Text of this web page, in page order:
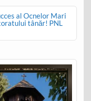
al Ocnelor Mari
tânăr! PNL